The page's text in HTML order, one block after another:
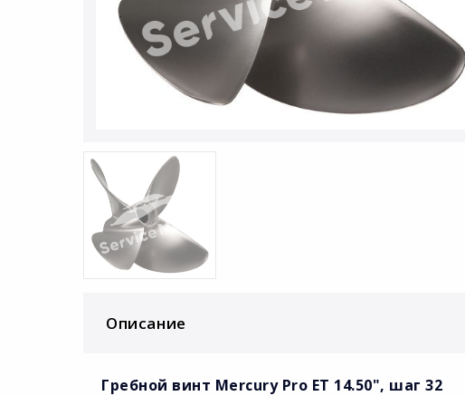
Описание
Гребной винт Mercury Pro ET 14.50", шаг 32